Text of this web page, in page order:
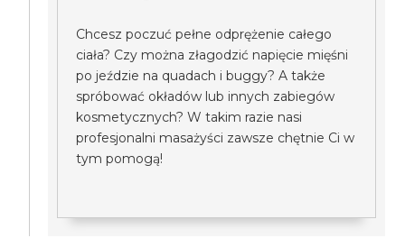
Chcesz poczuć pełne odprężenie całego
ciała? Czy można złagodzić napięcie mięśni
po jeździe na quadach i buggy? A także
spróbować okładów lub innych zabiegów
kosmetycznych? W takim razie nasi
profesjonalni masażyści zawsze chętnie Ci w
tym pomogą!